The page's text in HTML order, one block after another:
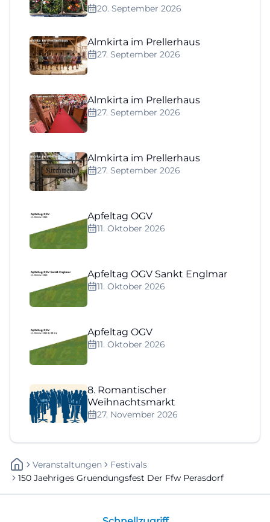
20. September 2026
Almkirta im Prellerhaus
27. September 2026
Almkirta im Prellerhaus
27. September 2026
Almkirta im Prellerhaus
27. September 2026
Apfeltag OGV
11. Oktober 2026
Apfeltag OGV Sankt Englmar
11. Oktober 2026
Apfeltag OGV
11. Oktober 2026
8. Romantischer
Weihnachtsmarkt
27. November 2026
Veranstaltungen
Festivals
150 Jaehriges Gruendungsfest Der Ffw Perasdorf